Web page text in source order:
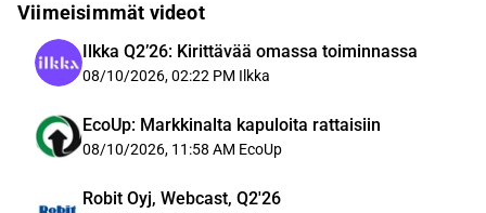
Viimeisimmät videot
Ilkka Q2’26: Kirittävää omassa toiminnassa
08/10/2026, 02:22 PM Ilkka
EcoUp: Markkinalta kapuloita rattaisiin
08/10/2026, 11:58 AM EcoUp
Robit Oyj, Webcast, Q2'26